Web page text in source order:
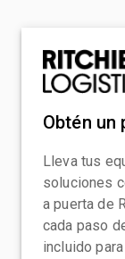
Obtén un
Lleva tus
soluciones
a puerta de
cada paso
incluido